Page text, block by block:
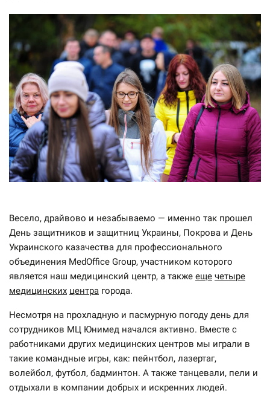
Весело, драйвово и незабываемо — именно так прошел
День защитников и защитниц Украины, Покрова и День
Украинского казачества для профессионального
объединения MedOffice Group, участником которого
является наш медицинский центр, а также еще четыре
медицинских центра города.
Несмотря на прохладную и пасмурную погоду день для
сотрудников МЦ Юнимед начался активно. Вместе с
работниками других медицинских центров мы играли в
такие командные игры, как: пейнтбол, лазертаг,
волейбол, футбол, бадминтон. А также танцевали, пели и
отдыхали в компании добрых и искренних людей.